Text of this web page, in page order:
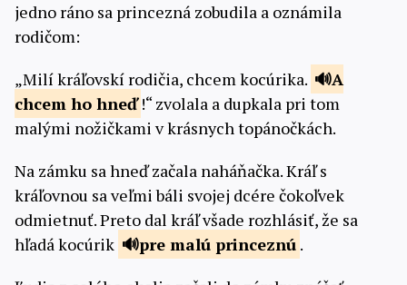
jedno ráno sa princezná zobudila a oznámila
rodičom:
„Milí kráľovskí rodičia, chcem kocúrika.
A
chcem ho hneď !“ zvolala a dupkala pri tom
malými nožičkami v krásnych topánočkách.
Na zámku sa hneď začala naháňačka. Kráľ s
kráľovnou sa veľmi báli svojej dcére čokoľvek
odmietnuť. Preto dal kráľ všade rozhlásiť, že sa
hľadá kocúrik
pre malú princeznú .